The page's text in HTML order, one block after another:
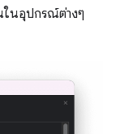
นอุปกรณ์ต่างๆ